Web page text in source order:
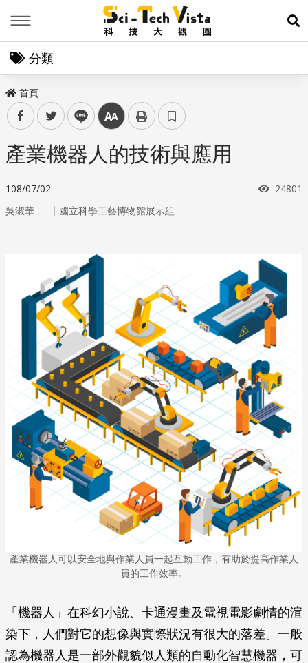
展
分類
首頁
facebooktwitter line 中
產業機器人的技術與應用
108/07/02 瀏覽次
24801
吳淑華 ｜ 國立科學工藝博物館展示組
產業機器人可以安全地與作業人員一起互動工作，有助於提高作業人
員的工作效率。
「機器人」在科幻小說、卡通漫畫及電視電影劇情的渲
染下，人們對它的想像與實際狀況有很大的落差。一般
認為機器人是一部外觀貌似人類的自動化智慧機器，可